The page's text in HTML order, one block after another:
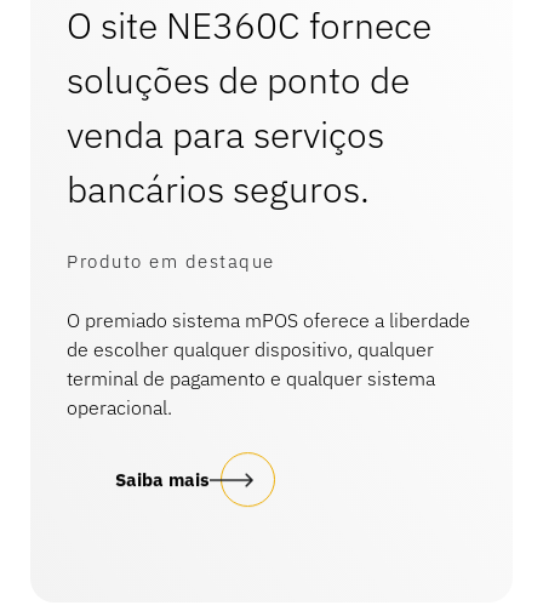
O site NE360C fornece
soluções de ponto de
venda para serviços
bancários seguros.
Produto em destaque
O premiado sistema mPOS oferece a liberdade
de escolher qualquer dispositivo, qualquer
terminal de pagamento e qualquer sistema
operacional.
Saiba mais